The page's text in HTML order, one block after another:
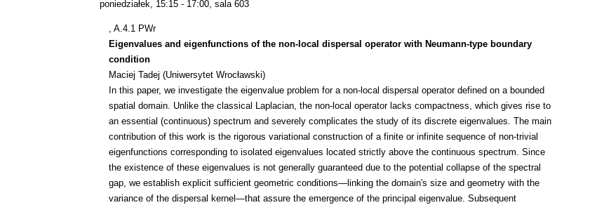
poniedziałek 15:15 17:00 sala 603
, A.4.1 PWr
Eigenvalues and eigenfunctions of the non-local dispersal operator with Neumann-type boundary
condition
Maciej Tadej (Uniwersytet Wrocławski)
In this paper, we investigate the eigenvalue problem for a non-local dispersal operator defined on a bounded
spatial domain. Unlike the classical Laplacian, the non-local operator lacks compactness, which gives rise to
an essential (continuous) spectrum and severely complicates the study of its discrete eigenvalues. The main
contribution of this work is the rigorous variational construction of a finite or infinite sequence of non-trivial
eigenfunctions corresponding to isolated eigenvalues located strictly above the continuous spectrum. Since
the existence of these eigenvalues is not generally guaranteed due to the potential collapse of the spectral
gap, we establish explicit sufficient geometric conditions—linking the domain's size and geometry with the
variance of the dispersal kernel—that assure the emergence of the principal eigenvalue. Subsequent